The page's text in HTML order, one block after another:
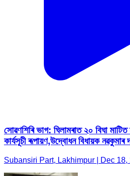
সোৱণশিৰি ভাগ: ঘিলামৰাত ২০ বিঘা
কাৰ্যসূচী ৰূপায়ণ,উদ্বোধন বিধায়ক নৱকুমাৰ
Subansiri Part, Lakhimpur | Dec 18,